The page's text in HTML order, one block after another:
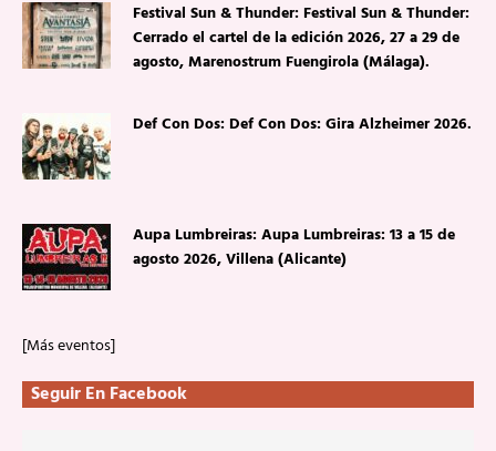
Festival Sun & Thunder: Festival Sun & Thunder:
Cerrado el cartel de la edición 2026, 27 a 29 de
agosto, Marenostrum Fuengirola (Málaga).
Def Con Dos: Def Con Dos: Gira Alzheimer 2026.
Aupa Lumbreiras: Aupa Lumbreiras: 13 a 15 de
agosto 2026, Villena (Alicante)
[Más eventos]
Seguir En Facebook